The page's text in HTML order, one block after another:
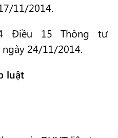
11/2014.
Điều 15 Thông tư
ngày 24/11/2014.
luật